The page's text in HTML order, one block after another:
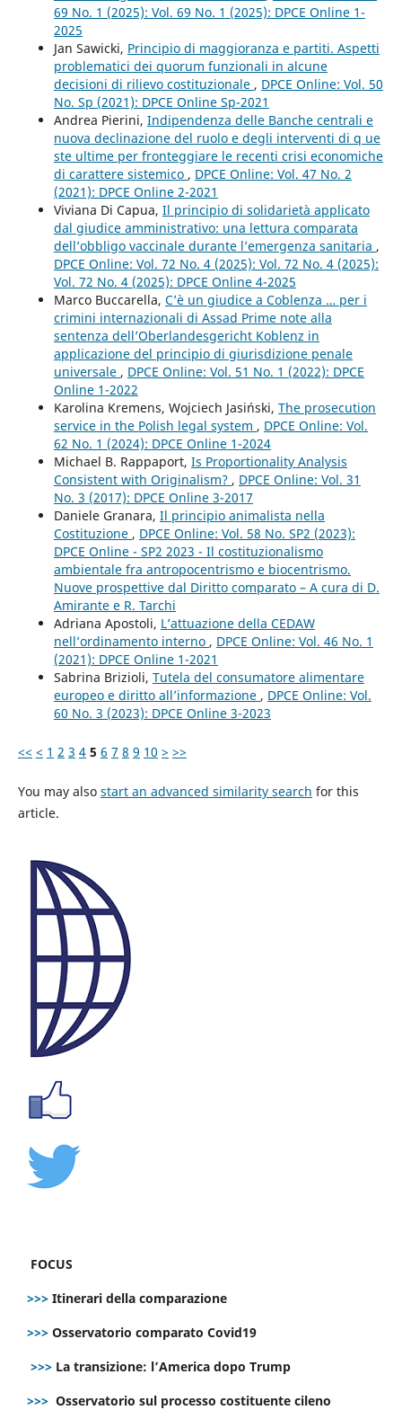
69 No. 1 (2025): Vol. 69 No. 1 (2025): DPCE Online 1-
2025
Jan Sawicki, Principio di maggioranza e partiti. Aspetti
problematici dei quorum funzionali in alcune
decisioni di rilievo costituzionale , DPCE Online: Vol. 50
No. Sp (2021): DPCE Online Sp-2021
Andrea Pierini, Indipendenza delle Banche centrali e
nuova declinazione del ruolo e degli interventi di q ue
ste ultime per fronteggiare le recenti crisi economiche
di carattere sistemico , DPCE Online: Vol. 47 No. 2
(2021): DPCE Online 2-2021
Viviana Di Capua, Il principio di solidarietà applicato
dal giudice amministrativo: una lettura comparata
dell’obbligo vaccinale durante l’emergenza sanitaria ,
DPCE Online: Vol. 72 No. 4 (2025): Vol. 72 No. 4 (2025):
Vol. 72 No. 4 (2025): DPCE Online 4-2025
Marco Buccarella, C’è un giudice a Coblenza … per i
crimini internazionali di Assad Prime note alla
sentenza dell’Oberlandesgericht Koblenz in
applicazione del principio di giurisdizione penale
universale , DPCE Online: Vol. 51 No. 1 (2022): DPCE
Online 1-2022
Karolina Kremens, Wojciech Jasiński, The prosecution
service in the Polish legal system , DPCE Online: Vol.
62 No. 1 (2024): DPCE Online 1-2024
Michael B. Rappaport, Is Proportionality Analysis
Consistent with Originalism? , DPCE Online: Vol. 31
No. 3 (2017): DPCE Online 3-2017
Daniele Granara, Il principio animalista nella
Costituzione , DPCE Online: Vol. 58 No. SP2 (2023):
DPCE Online - SP2 2023 - Il costituzionalismo
ambientale fra antropocentrismo e biocentrismo.
Nuove prospettive dal Diritto comparato – A cura di D.
Amirante e R. Tarchi
Adriana Apostoli, L’attuazione della CEDAW
nell’ordinamento interno , DPCE Online: Vol. 46 No. 1
(2021): DPCE Online 1-2021
Sabrina Brizioli, Tutela del consumatore alimentare
europeo e diritto all’informazione , DPCE Online: Vol.
60 No. 3 (2023): DPCE Online 3-2023
<< < 1 2 3 4 5 6 7 8 9 10 > >>
You may also start an advanced similarity search for this
article.
FOCUS
>>> Itinerari della comparazione
>>> Osservatorio comparato Covid19
>>> La transizione: l’America dopo Trump
>>> Osservatorio sul processo costituente cileno